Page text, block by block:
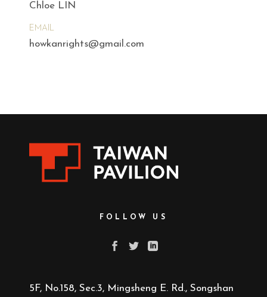
Chloe LIN
EMAIL
howkanrights@gmail.com
FOLLOW US
5F, No.158, Sec.3, Mingsheng E. Rd., Songshan